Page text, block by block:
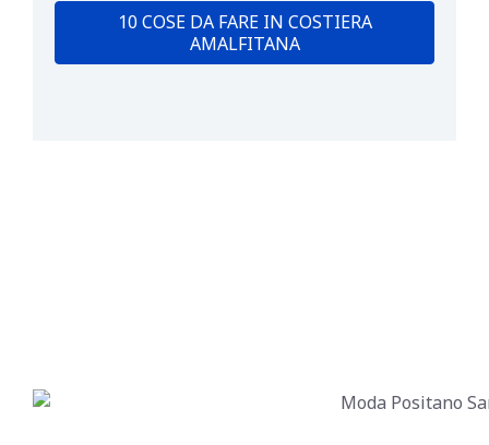
10 COSE DA FARE IN COSTIERA
AMALFITANA